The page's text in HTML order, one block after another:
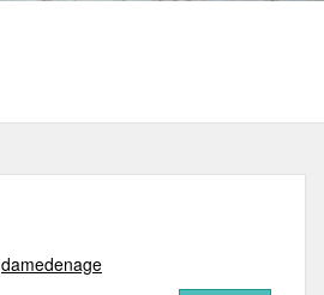
damedenage